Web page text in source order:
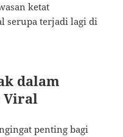
ketat
serupa terjadi lagi di
dalam
Viral
penting bagi